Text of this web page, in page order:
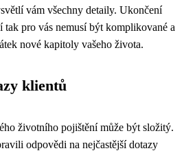
vám všechny detaily. Ukončení
pro vás nemusí být komplikované a
nové kapitoly vašeho života.
klientů
životního pojištění může být složitý.
odpovědi na nejčastější dotazy